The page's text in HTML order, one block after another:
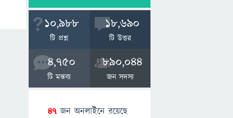
10,988
টি প্রশ্ন
18,690
টি উত্তর
4,750
টি মন্তব্য
890,044
জন সদস্য
47 জন অনলাইনে রয়েছে